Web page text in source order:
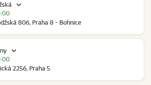
806, Praha 8 - Bohnice
2256, Praha 5